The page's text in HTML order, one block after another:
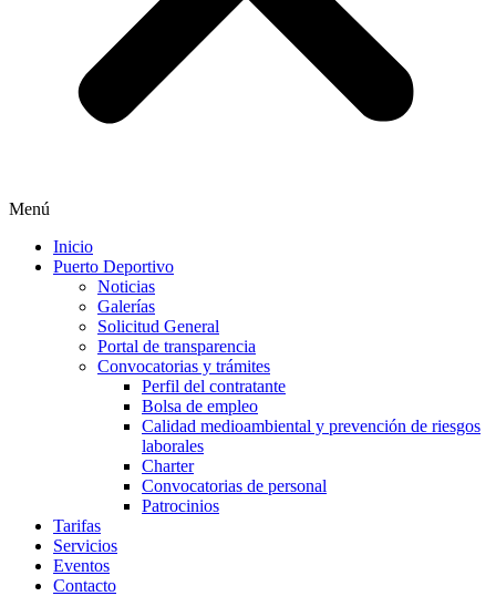
Menú
Inicio
Puerto Deportivo
Noticias
Galerías
Solicitud General
Portal de transparencia
Convocatorias y trámites
Perfil del contratante
Bolsa de empleo
Calidad medioambiental y prevención de riesgos
laborales
Charter
Convocatorias de personal
Patrocinios
Tarifas
Servicios
Eventos
Contacto